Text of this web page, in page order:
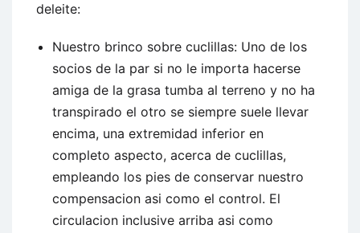
deleite:
Nuestro brinco sobre cuclillas: Uno de los
socios de la par si no le importa hacerse
amiga de la grasa tumba al terreno y no ha
transpirado el otro se siempre suele llevar
encima, una extremidad inferior en
completo aspecto, acerca de cuclillas,
empleando los pies de conservar nuestro
compensacion asi como el control. El
circulacion inclusive arriba asi como